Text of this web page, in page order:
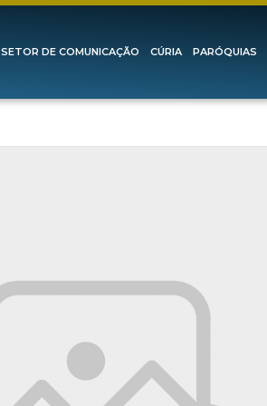
SETOR DE COMUNICAÇÃO CÚRIA PARÓQUIAS